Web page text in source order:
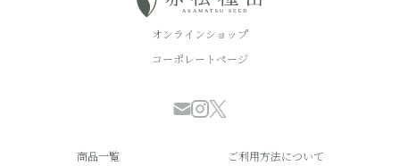
オンラインショップ
コーポレートページ
商品一覧
ご利用方法について